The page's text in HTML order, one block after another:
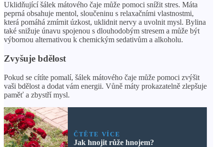
Uklidňující šálek mátového čaje může pomoci snížit stres. Máta
peprná obsahuje mentol, sloučeninu s relaxačními vlastnostmi,
která pomáhá zmírnit úzkost, uklidnit nervy a uvolnit mysl. Bylina
také snižuje únavu spojenou s dlouhodobým stresem a může být
výbornou alternativou k chemickým sedativům a alkoholu.
Zvyšuje bdělost
Pokud se cítíte pomalí, šálek mátového čaje může pomoci zvýšit
vaši bdělost a dodat vám energii. Vůně máty prokazatelně zlepšuje
paměť a zbystří mysl.
ČTĚTE VÍCE
Jak hnojit růže hnojem?